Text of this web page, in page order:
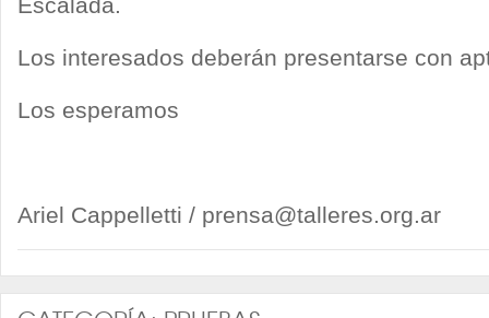
Los interesados deberán presentarse con
Los esperamos
Ariel Cappelletti / prensa@talleres.org.ar